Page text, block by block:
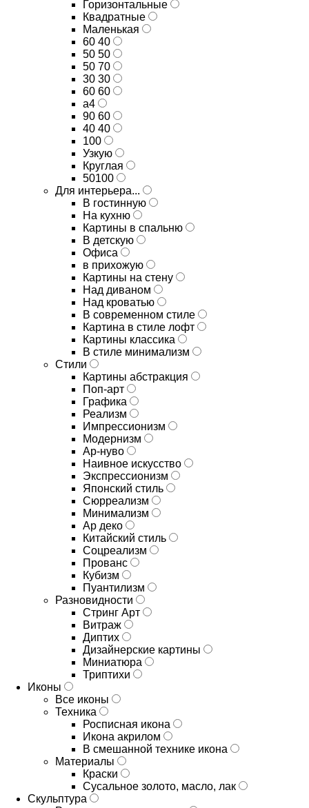
Горизонтальные
Квадратные
Маленькая
60 40
50 50
50 70
30 30
60 60
а4
90 60
40 40
100
Узкую
Круглая
50100
Для интерьера...
В гостинную
На кухню
Картины в спальню
В детскую
Офиса
в прихожую
Картины на стену
Над диваном
Над кроватью
В современном стиле
Картина в стиле лофт
Картины классика
В стиле минимализм
Стили
Картины абстракция
Поп-арт
Графика
Реализм
Импрессионизм
Модернизм
Ар-нуво
Наивное искусство
Экспрессионизм
Японский стиль
Сюрреализм
Минимализм
Ар деко
Китайский стиль
Соцреализм
Прованс
Кубизм
Пуантилизм
Разновидности
Стринг Арт
Витраж
Диптих
Дизайнерские картины
Миниатюра
Триптихи
Иконы
Все иконы
Техника
Росписная икона
Икона акрилом
В смешанной технике икона
Материалы
Краски
Сусальное золото, масло, лак
Скульптура